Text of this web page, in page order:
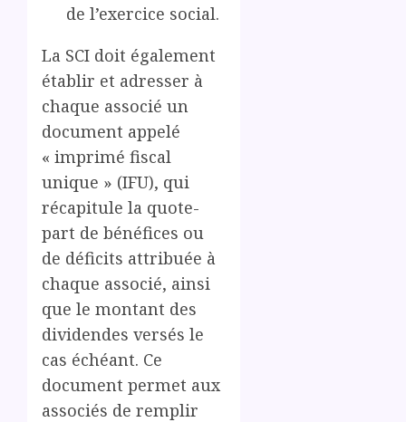
de l’exercice social.
La SCI doit également
établir et adresser à
chaque associé un
document appelé
« imprimé fiscal
unique » (IFU), qui
récapitule la quote-
part de bénéfices ou
de déficits attribuée à
chaque associé, ainsi
que le montant des
dividendes versés le
cas échéant. Ce
document permet aux
associés de remplir